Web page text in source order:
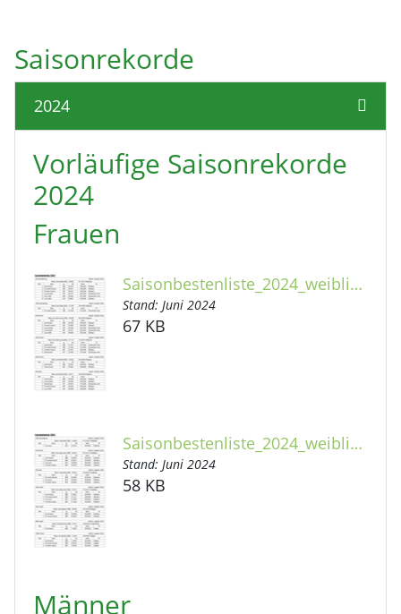
Saisonrekorde
2024
Vorläufige Saisonrekorde
2024
Frauen
Saisonbestenliste_2024_weiblich_Kurzbahn.pdf
Stand: Juni 2024
67 KB
Saisonbestenliste_2024_weiblich_Langbahn.pdf
Stand: Juni 2024
58 KB
Männer